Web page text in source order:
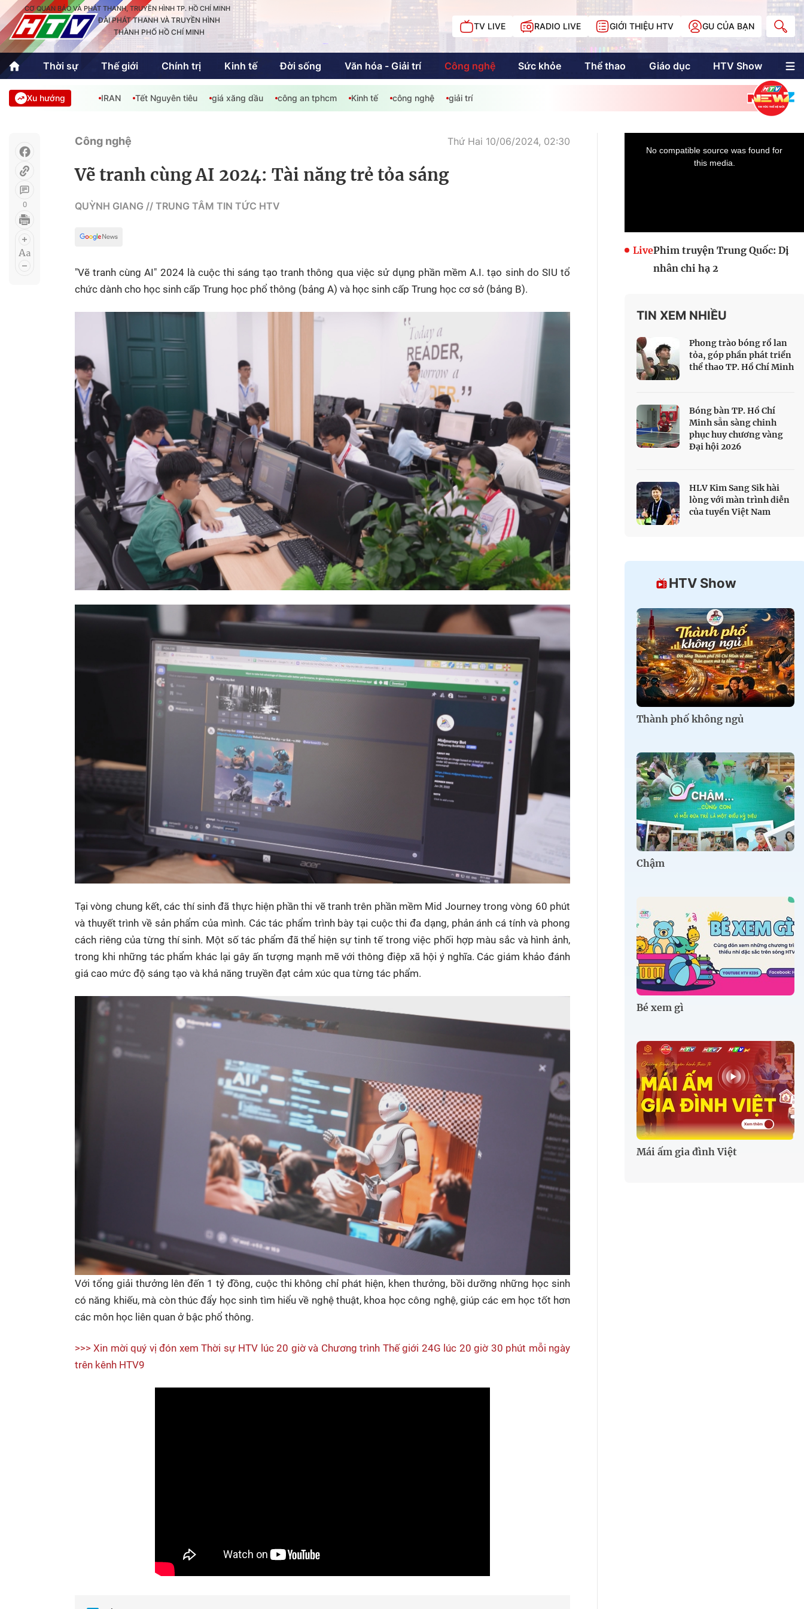
CƠ QUAN BÁO VÀ PHÁT THANH, TRUYỀN HÌNH TP. HỒ CHÍ MINH
ĐÀI PHÁT THANH VÀ TRUYỀN HÌNH
THÀNH PHỐ HỒ CHÍ MINH
TV LIVE RADIO LIVE GIỚI THIỆU HTV GU CỦA BẠN
Thời sự Thế giới Chính trị Kinh tế Đời sống Văn hóa - Giải trí Công nghệ Sức khỏe Thể thao Giáo dục HTV Show
Thời sự
Thể thao
Quốc tế
Văn hóa - Giải trí
Giáo dục Kinh tế
An Sinh
Công nghệ
Sự kiện quan tâm
Chuyên đề
Hồ Chí Minh
Chuyển đổi số
HTV Show
ngủ
Bé xem gì
Mái ấm gia đình
Các show khác
Các chương trình
khác
HTV Phim
Phim tài liệu
HTV Sự kiện
Innovation Fest
Chung một tấm
lòng
HTV Thể thao
Cúp Truyền hình
Cuộc đua offroad
SEA Games 33
Multimedia
Multiform
Doanh nhân Sài
Gòn
Xu hướng IRAN Tết Nguyên tiêu giá xăng dầu công an tphcm Kinh tế công nghệ giải trí
0
Công nghệ Thứ Hai 10/06/2024, 02:30
Vẽ tranh cùng AI 2024: Tài năng trẻ tỏa sáng
QUỲNH GIANG // TRUNG TÂM TIN TỨC HTV
"Vẽ tranh cùng AI" 2024 là cuộc thi sáng tạo tranh thông qua việc sử dụng phần mềm A.I. tạo sinh do SIU tổ
chức dành cho học sinh cấp Trung học phổ thông (bảng A) và học sinh cấp Trung học cơ sở (bảng B).
Tại vòng chung kết, các thí sinh đã thực hiện phần thi vẽ tranh trên phần mềm Mid Journey trong vòng 60 phút
và thuyết trình về sản phẩm của mình. Các tác phẩm trình bày tại cuộc thi đa dạng, phản ánh cá tính và phong
cách riêng của từng thí sinh. Một số tác phẩm đã thể hiện sự tinh tế trong việc phối hợp màu sắc và hình ảnh,
trong khi những tác phẩm khác lại gây ấn tượng mạnh mẽ với thông điệp xã hội ý nghĩa. Các giám khảo đánh
giá cao mức độ sáng tạo và khả năng truyền đạt cảm xúc qua từng tác phẩm.
Với tổng giải thưởng lên đến 1 tỷ đồng, cuộc thi không chỉ phát hiện, khen thưởng, bồi dưỡng những học sinh
có năng khiếu, mà còn thúc đẩy học sinh tìm hiểu về nghệ thuật, khoa học công nghệ, giúp các em học tốt hơn
các môn học liên quan ở bậc phổ thông.
>>> Xin mời quý vị đón xem Thời sự HTV lúc 20 giờ và Chương trình Thế giới 24G lúc 20 giờ 30 phút mỗi ngày
trên kênh HTV9
LivePhim truyện Trung Quốc: Dị
nhân chi hạ 2
TIN XEM NHIỀU
Phong trào bóng rổ lan
tỏa, góp phần phát triển
thể thao TP. Hồ Chí Minh
Bóng bàn TP. Hồ Chí
Minh sẵn sàng chinh
phục huy chương vàng
Đại hội 2026
HLV Kim Sang Sik hài
lòng với màn trình diễn
của tuyển Việt Nam
HTV Show
Thành phố không ngủ
Chậm
Bé xem gì
Mái ấm gia đình Việt